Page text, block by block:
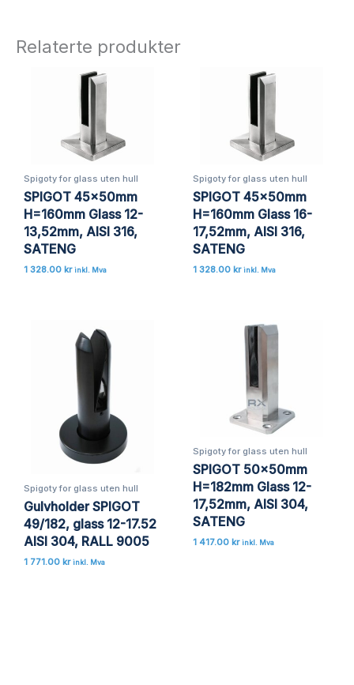
Relaterte produkter
Spigoty for glass uten hull
SPIGOT 45x50mm
H=160mm Glass 12-
13,52mm, AISI 316,
SATENG
1 328.00 kr inkl. Mva
Spigoty for glass uten hull
SPIGOT 45x50mm
H=160mm Glass 16-
17,52mm, AISI 316,
SATENG
1 328.00 kr inkl. Mva
Spigoty for glass uten hull
Gulvholder SPIGOT
49/182, glass 12-17.52
AISI 304, RALL 9005
1 771.00 kr inkl. Mva
Spigoty for glass uten hull
SPIGOT 50x50mm
H=182mm Glass 12-
17,52mm, AISI 304,
SATENG
1 417.00 kr inkl. Mva